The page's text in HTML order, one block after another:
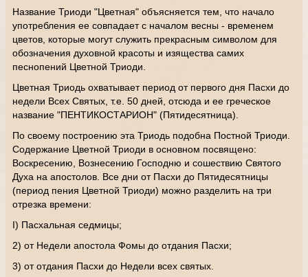
Название Триоди "Цветная" объясняется тем, что начало
употребления ее совпадает с началом весны - временем
цветов, которые могут служить прекрасным символом для
обозначения духовной красоты и изящества самих
песнопений Цветной Триоди.
Цветная Триодь охватывает период от первого дня Пасхи до
недели Всех Святых, т.е. 50 дней, отсюда и ее греческое
название "ПЕНТИКОСТАРИОН" (Пятидесятница).
По своему построению эта Триодь подобна Постной Триоди.
Содержание Цветной Триоди в основном посвящено:
Воскресению, Вознесению Господню и сошествию Святого
Духа на апостолов. Все дни от Пасхи до Пятидесятницы
(период пения Цветной Триоди) можно разделить на три
отрезка времени:
I) Пасхальная седмицы;
2) от Недели апостола Фомы до отдания Пасхи;
3) от отдания Пасхи до Недели всех святых.